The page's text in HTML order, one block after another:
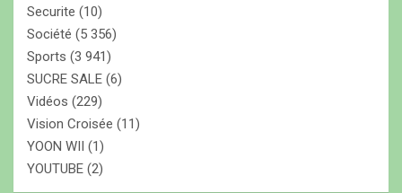
Securite (10)
Société (5 356)
Sports (3 941)
SUCRE SALE (6)
Vidéos (229)
Vision Croisée (11)
YOON WII
(1)
YOUTUBE (2)